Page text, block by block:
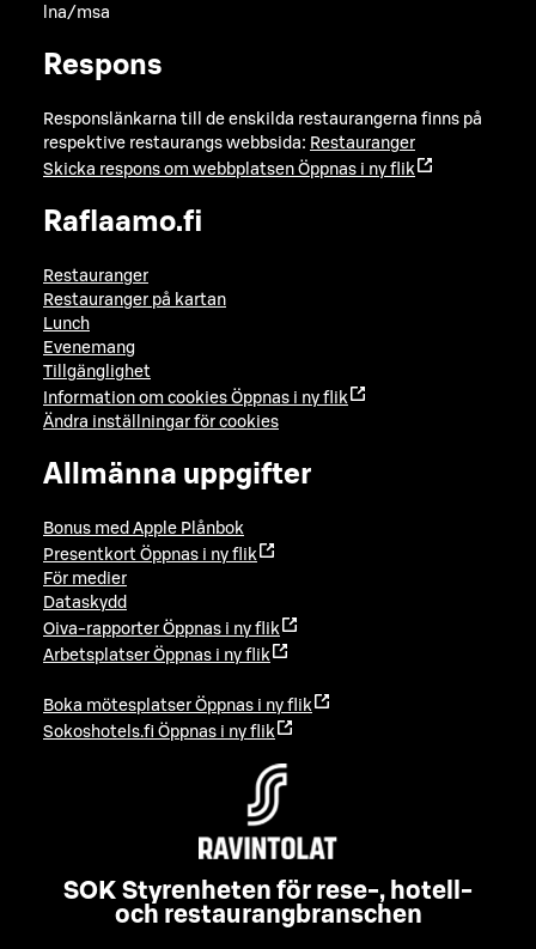
lna/msa
Respons
Responslänkarna till de enskilda restaurangerna finns på
respektive restaurangs webbsida: Restauranger
Skicka respons om webbplatsen Öppnas i ny flik
Raflaamo.fi
Restauranger
Restauranger på kartan
Lunch
Evenemang
Tillgänglighet
Information om cookies Öppnas i ny flik
Ändra inställningar för cookies
Allmänna uppgifter
Bonus med Apple Plånbok
Presentkort Öppnas i ny flik
För medier
Dataskydd
Oiva-rapporter Öppnas i ny flik
Arbetsplatser Öppnas i ny flik
Boka mötesplatser Öppnas i ny flik
Sokoshotels.fi Öppnas i ny flik
SOK Styrenheten för rese-, hotell-
och restaurangbranschen